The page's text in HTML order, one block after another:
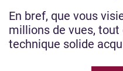
En bref, que vous
millions de vues,
technique solide